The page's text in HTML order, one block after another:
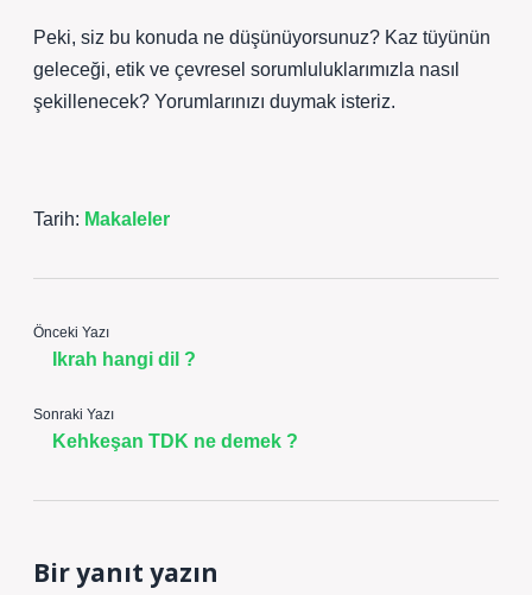
Peki, siz bu konuda ne düşünüyorsunuz? Kaz tüyünün
geleceği, etik ve çevresel sorumluluklarımızla nasıl
şekillenecek? Yorumlarınızı duymak isteriz.
Tarih: Makaleler
Önceki Yazı
Ikrah hangi dil ?
Sonraki Yazı
Kehkeşan TDK ne demek ?
Bir yanıt yazın